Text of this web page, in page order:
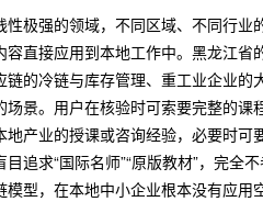
性极强的领域，不同区域、不同行
容直接应用到本地工作中。黑龙江
链的冷链与库存管理、重工业企业
场景。用户在核验时可索要完整的
地产业的授课或咨询经验，必要时
追求“国际名师”“原版教材”，完全
型，在本地中小企业根本没有应用